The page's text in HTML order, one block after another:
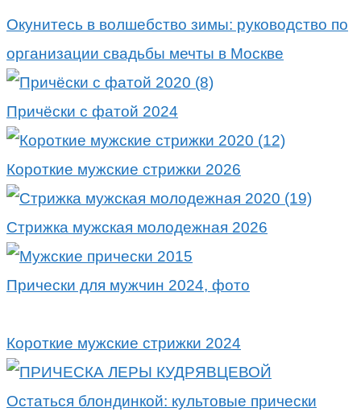
Окунитесь в волшебство зимы: руководство по
организации свадьбы мечты в Москве
Причёски с фатой 2024
Короткие мужские стрижки 2026
Стрижка мужская молодежная 2026
Прически для мужчин 2024, фото
Короткие мужские стрижки 2024
Остаться блондинкой: культовые прически